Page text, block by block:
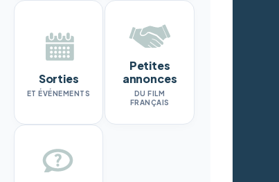
Sorties
ET ÉVÉNEMENTS
Petites
annonces
DU FILM
FRANÇAIS